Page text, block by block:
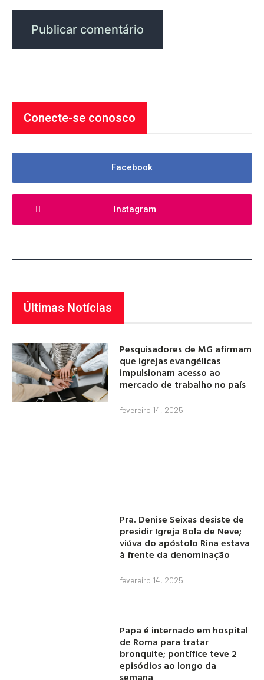
Conecte-se conosco
Facebook
Instagram
Últimas Notícias
Pesquisadores de MG afirmam
que igrejas evangélicas
impulsionam acesso ao
mercado de trabalho no país
fevereiro 14, 2025
Pra. Denise Seixas desiste de
presidir Igreja Bola de Neve;
viúva do apóstolo Rina estava
à frente da denominação
fevereiro 14, 2025
Papa é internado em hospital
de Roma para tratar
bronquite; pontífice teve 2
episódios ao longo da